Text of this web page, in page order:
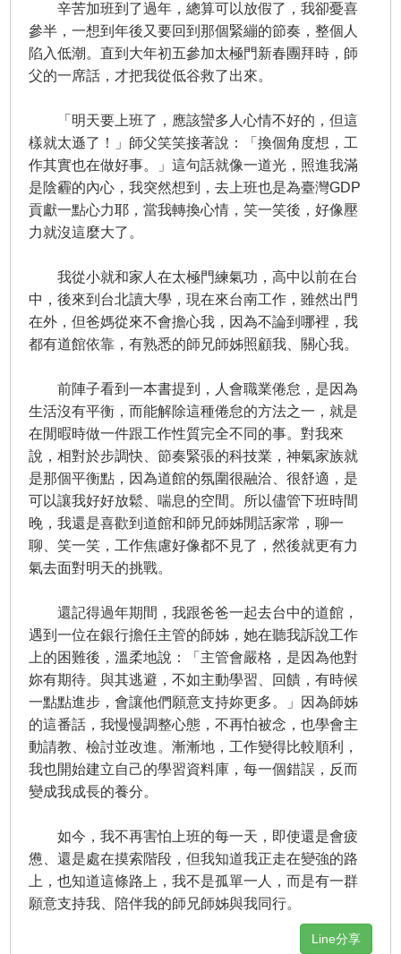
辛苦加班到了過年，總算可以放假了，我卻憂喜
參半，一想到年後又要回到那個緊繃的節奏，整個人
陷入低潮。直到大年初五參加太極門新春團拜時，師
父的一席話，才把我從低谷救了出來。
「明天要上班了，應該蠻多人心情不好的，但這
樣就太遜了！」師父笑笑接著說：「換個角度想，工
作其實也在做好事。」這句話就像一道光，照進我滿
是陰霾的內心，我突然想到，去上班也是為臺灣GDP
貢獻一點心力耶，當我轉換心情，笑一笑後，好像壓
力就沒這麼大了。
我從小就和家人在太極門練氣功，高中以前在台
中，後來到台北讀大學，現在來台南工作，雖然出門
在外，但爸媽從來不會擔心我，因為不論到哪裡，我
都有道館依靠，有熟悉的師兄師姊照顧我、關心我。
前陣子看到一本書提到，人會職業倦怠，是因為
生活沒有平衡，而能解除這種倦怠的方法之一，就是
在閒暇時做一件跟工作性質完全不同的事。對我來
說，相對於步調快、節奏緊張的科技業，神氣家族就
是那個平衡點，因為道館的氛圍很融洽、很舒適，是
可以讓我好好放鬆、喘息的空間。所以儘管下班時間
晚，我還是喜歡到道館和師兄師姊閒話家常，聊一
聊、笑一笑，工作焦慮好像都不見了，然後就更有力
氣去面對明天的挑戰。
還記得過年期間，我跟爸爸一起去台中的道館，
遇到一位在銀行擔任主管的師姊，她在聽我訴說工作
上的困難後，溫柔地說：「主管會嚴格，是因為他對
妳有期待。與其逃避，不如主動學習、回饋，有時候
一點點進步，會讓他們願意支持妳更多。」因為師姊
的這番話，我慢慢調整心態，不再怕被念，也學會主
動請教、檢討並改進。漸漸地，工作變得比較順利，
我也開始建立自己的學習資料庫，每一個錯誤，反而
變成我成長的養分。
如今，我不再害怕上班的每一天，即使還是會疲
憊、還是處在摸索階段，但我知道我正走在變強的路
上，也知道這條路上，我不是孤單一人，而是有一群
願意支持我、陪伴我的師兄師姊與我同行。
Line分享